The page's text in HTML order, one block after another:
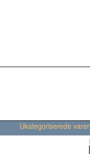
Ukategoriserede varer